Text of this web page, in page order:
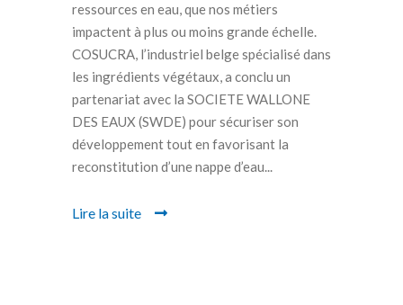
ressources en eau, que nos métiers
impactent à plus ou moins grande échelle.
COSUCRA, l’industriel belge spécialisé dans
les ingrédients végétaux, a conclu un
partenariat avec la SOCIETE WALLONE
DES EAUX (SWDE) pour sécuriser son
développement tout en favorisant la
reconstitution d’une nappe d’eau...
Lire la suite